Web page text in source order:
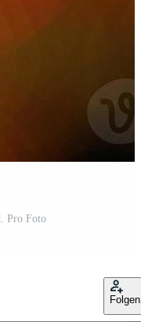
Pro Foto
Folgen